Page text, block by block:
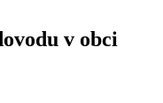
v obci